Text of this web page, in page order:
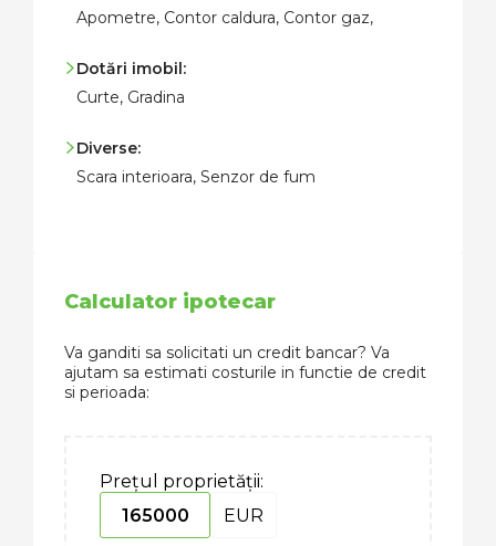
Apometre, Contor caldura, Contor gaz,
Dotări imobil:
Curte, Gradina
Diverse:
Scara interioara, Senzor de fum
Calculator ipotecar
Va ganditi sa solicitati un credit bancar? Va
ajutam sa estimati costurile in functie de credit
si perioada:
Prețul proprietății:
EUR